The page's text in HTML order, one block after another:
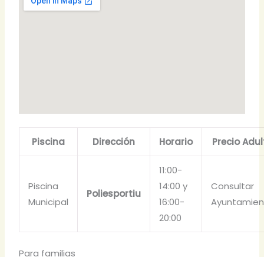
Piscina Dirección Horario Precio
Piscina
Municipal
Poliesportiu
11:00-
14:00 y
16:00-
20:00
Consultar
Para familias